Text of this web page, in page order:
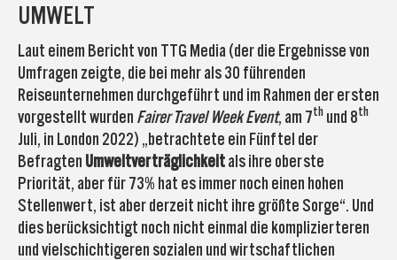
UMWELT
Laut einem Bericht von TTG Media (der die Ergebnisse von
Umfragen zeigte, die bei mehr als 30 führenden
Reiseunternehmen durchgeführt und im Rahmen der ersten
vorgestellt wurden Fairer Travel Week Event, am 7th und 8th
Juli, in London 2022) „betrachtete ein Fünftel der
Befragten Umweltverträglichkeitals ihre oberste
Priorität, aber für 73% hat es immer noch einen hohen
Stellenwert, ist aber derzeit nicht ihre größte Sorge“. Und
dies berücksichtigt noch nicht einmal die komplizierteren
und vielschichtigeren sozialen und wirtschaftlichen